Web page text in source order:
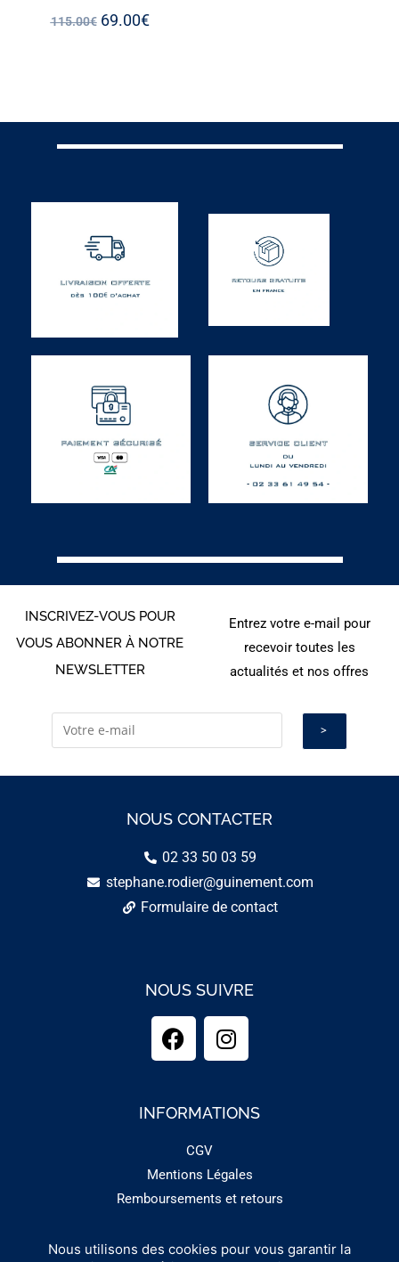
115.00€ 69.00€
INSCRIVEZ-VOUS POUR
VOUS ABONNER À NOTRE
NEWSLETTER
Entrez votre e-mail pour
recevoir toutes les
actualités et nos offres
NOUS CONTACTER
02 33 50 03 59
stephane.rodier@guinement.com
Formulaire de contact
NOUS SUIVRE
INFORMATIONS
CGV
Mentions Légales
Remboursements et retours
Nous utilisons des cookies pour vous garantir la